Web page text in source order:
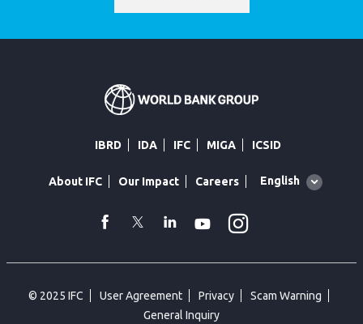
IBRD IDA IFC MIGA ICSID
About IFC Our Impact Careers
Global
English
facebook
TwitterLinkedin
Youtube
© 2025 IFC User Agreement Privacy
Scam Warning
General Inquiry